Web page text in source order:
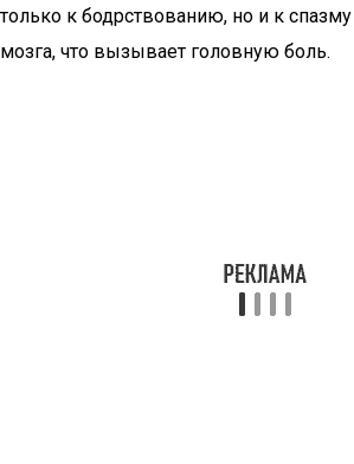
только к бодрствованию, но и к
мозга, что вызывает головную боль.